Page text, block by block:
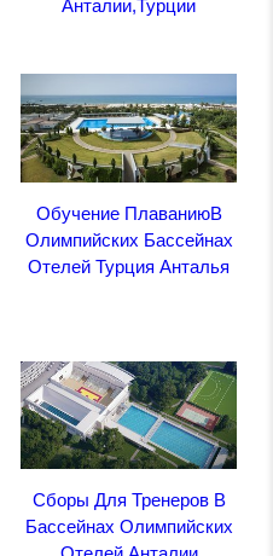
Анталии,Турции
Обучение ПлаваниюВ
Олимпийских Бассейнах
Отелей Турция Анталья
Сборы Для Тренеров В
Бассейнах Олимпийских